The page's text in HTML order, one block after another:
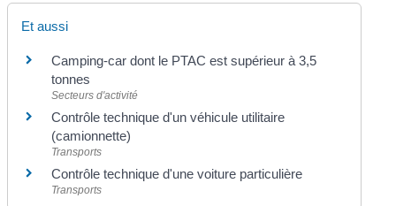
Et aussi
Camping-car dont le PTAC est supérieur à 3,5
tonnes
Secteurs d'activité
Contrôle technique d'un véhicule utilitaire
(camionnette)
Transports
Contrôle technique d'une voiture particulière
Transports